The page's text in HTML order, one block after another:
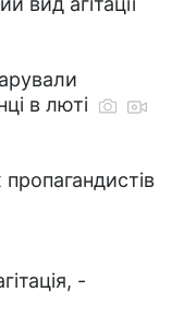
в люті
-